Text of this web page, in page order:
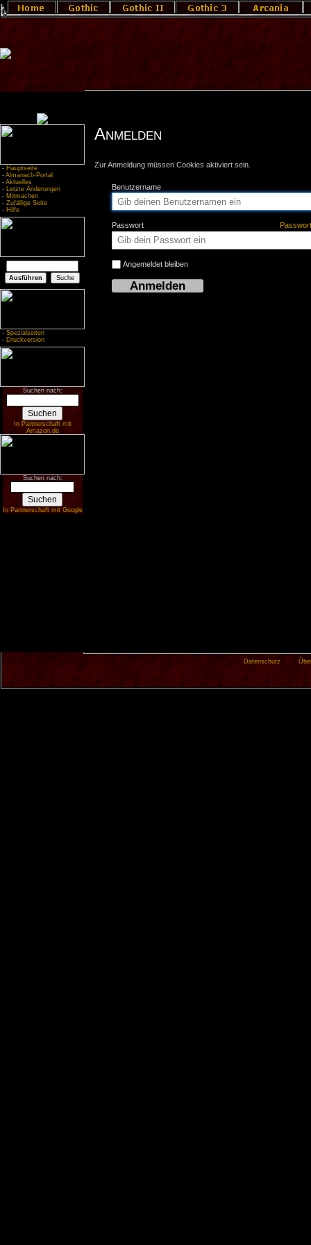
- Hauptseite
- Almanach-Portal
- Aktuelles
- Letzte Änderungen
- Mitmachen
- Zufällige Seite
- Hilfe
- Spezialseiten
- Druckversion
Suchen nach:
In Partnerschaft mit
Amazon.de
Suchen nach:
In Partnerschaft mit Google
Anmelden
Zur Anmeldung müssen Cookies aktiviert sein.
Benutzername
Passwort
Angemeldet bleiben
Datenschutz